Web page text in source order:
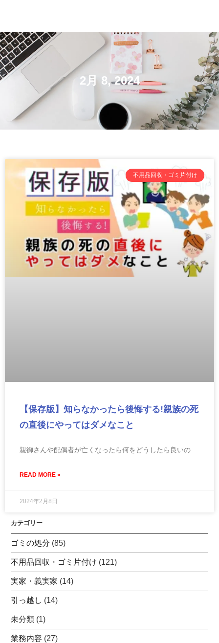
2月 8, 2024
不用品回収・ゴミ片付け
【保存版】知らなかったら後悔する!親族の死
の直後にやってはダメなこと
親御さんや配偶者が亡くなったら何をどうしたら良いの
READ MORE »
2024年2月8日
カテゴリー
ゴミの処分 (85)
不用品回収・ゴミ片付け (121)
実家・義実家 (14)
引っ越し (14)
未分類 (1)
業務内容 (27)